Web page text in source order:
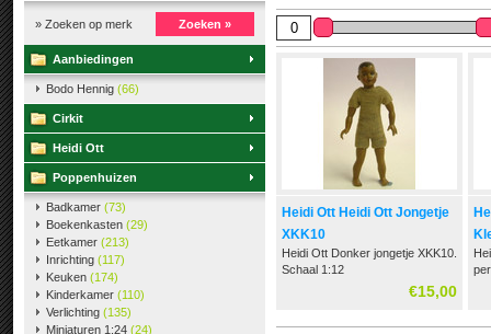
» Zoeken op merk Zoeken »
Aanbiedingen
Bodo Hennig (66)
Cirkit
Heidi Ott
Poppenhuizen
Badkamer (73)
Boekenkasten (29)
Eetkamer (213)
Inrichting (117)
Keuken (174)
Kinderkamer (110)
Verlichting (135)
Miniaturen 1:24 (24)
Heidi Ott Heidi Ott Jongetje
XKK10
Heidi Ott Donker jongetje XKK10.
Schaal 1:12
€15,00